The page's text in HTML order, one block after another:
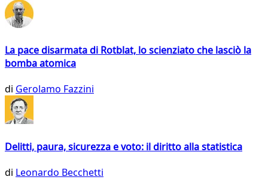
La pace disarmata di Rotblat, lo scienziato che lasciò la
bomba atomica
di Gerolamo Fazzini
Delitti, paura, sicurezza e voto: il diritto alla statistica
di Leonardo Becchetti